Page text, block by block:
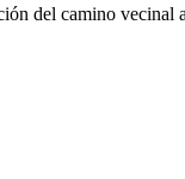
del camino vecinal